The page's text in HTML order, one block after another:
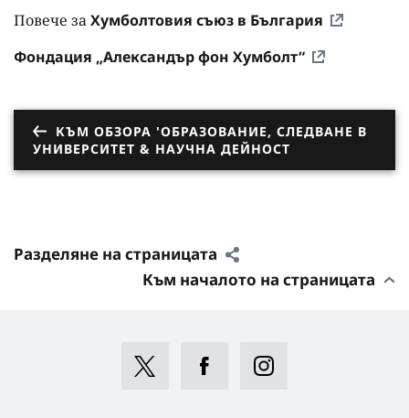
Повече заХумболтовия съюз в България
Фондация „Александър фон Хумболт“
КЪМ ОБЗОРА 'ОБРАЗОВАНИЕ, СЛЕДВАНЕ В
УНИВЕРСИТЕТ & НАУЧНА ДЕЙНОСТ
Разделяне на страницата
Към началото на страницата